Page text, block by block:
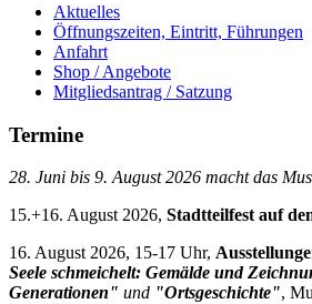
Aktuelles
Öffnungszeiten, Eintritt, Führungen
Anfahrt
Shop / Angebote
Mitgliedsantrag / Satzung
Termine
28. Juni bis 9. August 2026 macht das
15.+16. August 2026, Stadtteilfest auf
16. August 2026, 15-17 Uhr,
Seele schmeichelt: Gemälde und
Generationen" und "Ortsgeschichte",